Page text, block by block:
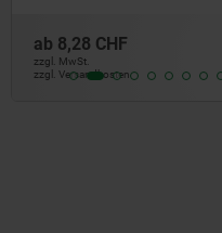
ab6,09 CHF
zzgl. MwSt.
zzgl. Versandkosten